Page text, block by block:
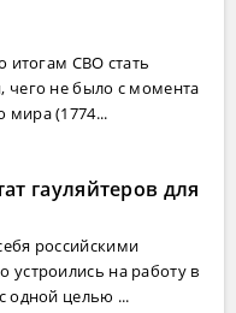
итогам СВО стать
не было с момента
мира (1774...
гауляйтеров для
российскими
устроились на работу в
одной целью ...